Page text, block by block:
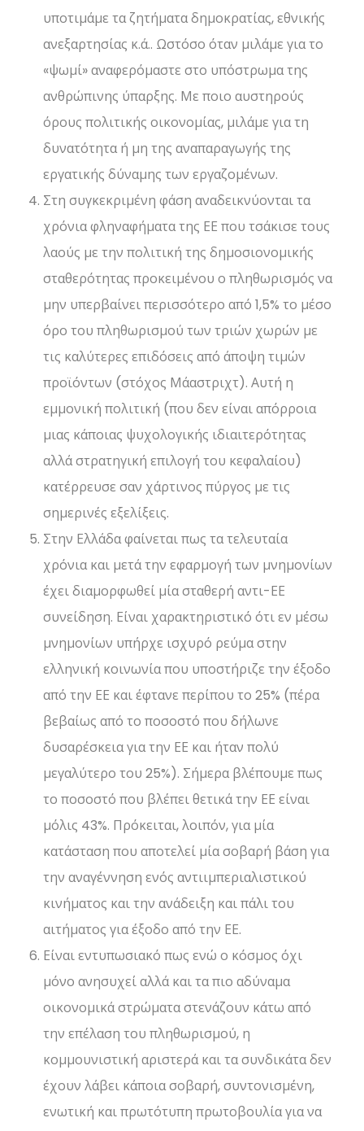
υποτιμάμε τα ζητήματα δημοκρατίας, εθνικής
ανεξαρτησίας κ.ά.. Ωστόσο όταν μιλάμε για το
«ψωμί» αναφερόμαστε στο υπόστρωμα της
ανθρώπινης ύπαρξης. Με ποιο αυστηρούς
όρους πολιτικής οικονομίας, μιλάμε για τη
δυνατότητα ή μη της αναπαραγωγής της
εργατικής δύναμης των εργαζομένων.
Στη συγκεκριμένη φάση αναδεικνύονται τα
χρόνια φληναφήματα της ΕΕ που τσάκισε τους
λαούς με την πολιτική της δημοσιονομικής
σταθερότητας προκειμένου ο πληθωρισμός να
μην υπερβαίνει περισσότερο από 1,5% το μέσο
όρο του πληθωρισμού των τριών χωρών με
τις καλύτερες επιδόσεις από άποψη τιμών
προϊόντων (στόχος Μάαστριχτ). Αυτή η
εμμονική πολιτική (που δεν είναι απόρροια
μιας κάποιας ψυχολογικής ιδιαιτερότητας
αλλά στρατηγική επιλογή του κεφαλαίου)
κατέρρευσε σαν χάρτινος πύργος με τις
σημερινές εξελίξεις.
Στην Ελλάδα φαίνεται πως τα τελευταία
χρόνια και μετά την εφαρμογή των μνημονίων
έχει διαμορφωθεί μία σταθερή αντι-ΕΕ
συνείδηση. Είναι χαρακτηριστικό ότι εν μέσω
μνημονίων υπήρχε ισχυρό ρεύμα στην
ελληνική κοινωνία που υποστήριζε την έξοδο
από την ΕΕ και έφτανε περίπου το 25% (πέρα
βεβαίως από το ποσοστό που δήλωνε
δυσαρέσκεια για την ΕΕ και ήταν πολύ
μεγαλύτερο του 25%). Σήμερα βλέπουμε πως
το ποσοστό που βλέπει θετικά την ΕΕ είναι
μόλις 43%. Πρόκειται, λοιπόν, για μία
κατάσταση που αποτελεί μία σοβαρή βάση για
την αναγέννηση ενός αντιιμπεριαλιστικού
κινήματος και την ανάδειξη και πάλι του
αιτήματος για έξοδο από την ΕΕ.
Είναι εντυπωσιακό πως ενώ ο κόσμος όχι
μόνο ανησυχεί αλλά και τα πιο αδύναμα
οικονομικά στρώματα στενάζουν κάτω από
την επέλαση του πληθωρισμού, η
κομμουνιστική αριστερά και τα συνδικάτα δεν
έχουν λάβει κάποια σοβαρή, συντονισμένη,
ενωτική και πρωτότυπη πρωτοβουλία για να